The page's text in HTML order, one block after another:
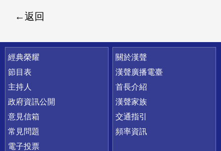
返回
快速連結
經典榮耀
節目表
主持人
政府資訊公開
意見信箱
常見問題
電子投票
關於漢聲
漢聲廣播電臺
首長介紹
漢聲家族
交通指引
頻率資訊